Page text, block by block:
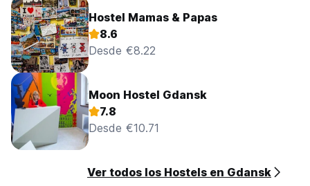
Hostel Mamas & Papas
8.6
Desde €8.22
Moon Hostel Gdansk
7.8
Desde €10.71
Ver todos los Hostels en Gdansk